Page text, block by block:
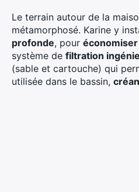
Le terrain autour de la
métamorphosé. Karine y
profonde, pour économiser
système de filtration
(sable et cartouche) qui
utilisée dans le bassin,